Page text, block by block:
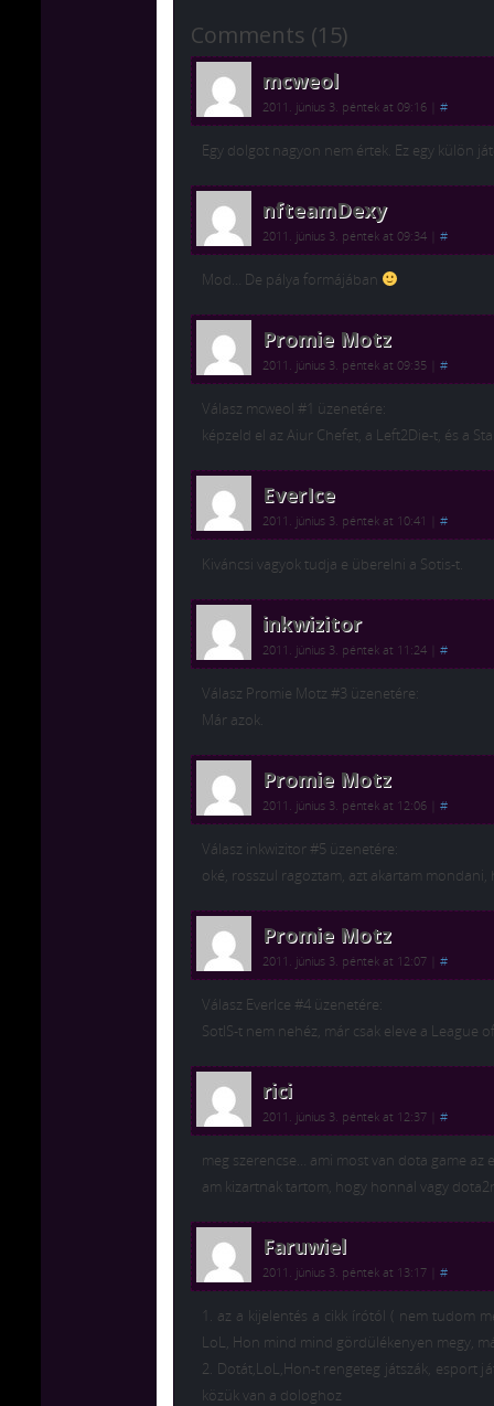
Comments (15)
mcweol
2011. június 3. péntek at 09:16 #
Egy dolgot nagyon nem értek. Ez egy külön
nfteamDexy
2011. június 3. péntek at 09:34 #
Mod… De pálya formájában
Promie Motz
2011. június 3. péntek at 09:35 #
Válasz mcweol #1 üzenetére:
képzeld el az Aiur Chefet, a Left2Die-t, és a
EverIce
2011. június 3. péntek at 10:41 #
Kiváncsi vagyok tudja e überelni a Sotis-t.
inkwizitor
2011. június 3. péntek at 11:24 #
Válasz Promie Motz #3 üzenetére:
Már azok.
Promie Motz
2011. június 3. péntek at 12:06 #
Válasz inkwizitor #5 üzenetére:
oké, rosszul ragoztam, azt akartam mondani,
Promie Motz
2011. június 3. péntek at 12:07 #
Válasz EverIce #4 üzenetére:
SotIS-t nem nehéz, már csak eleve a League
rici
2011. június 3. péntek at 12:37 #
meg szerencse… ami most van dota game az
am kizartnak tartom, hogy honnal vagy
Faruwiel
2011. június 3. péntek at 13:17 #
1. az a kijelentés a cikk írótól ( nem tudom
LoL, Hon mind mind gördülékenyen megy,
2. Dotát,LoL,Hon-t rengeteg játszák, esport
közük van a dologhoz